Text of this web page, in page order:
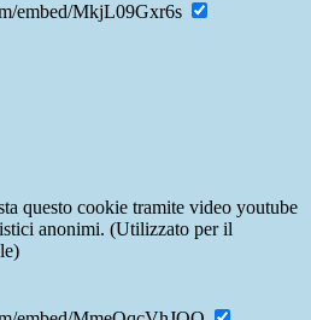
embed/MkjL09Gxr6s
questo cookie tramite video youtube
anonimi. (Utilizzato per il